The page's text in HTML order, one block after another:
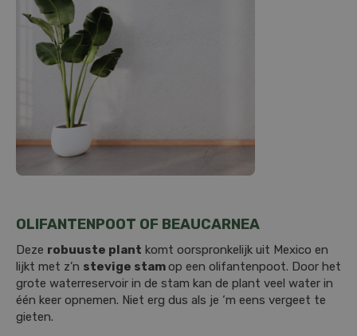
OLIFANTENPOOT OF BEAUCARNEA
Deze robuuste plant komt oorspronkelijk uit Mexico en
lijkt met z’n stevige stamop een olifantenpoot. Door het
grote waterreservoir in de stam kan de plant veel water in
één keer opnemen. Niet erg dus als je ‘m eens vergeet te
gieten.